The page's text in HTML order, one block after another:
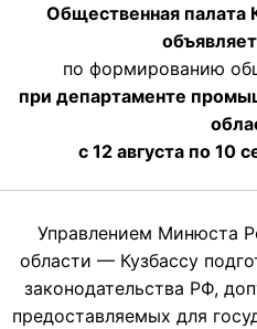
Общественная палата
по формированию
при департаменте
с 12 августа по 10
Управлением Минюста
области — Кузбассу
законодательства РФ,
предоставляемых для